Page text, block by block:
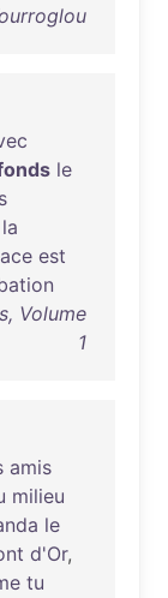
le
la
est
Volume
1
amis
milieu
le
d'Or,
tu